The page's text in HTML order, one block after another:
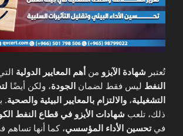
تُعتبر شهادة الآيزو من أهم المعايير الدولية
النفط ليس فقط لضمان الجودة، ولكن أيضًا
التشغيلية، والالتزام بالمعايير البيئية والصحية.
ذلك، تلعب شهادات الأيزو في قطاع النفط
فيتحسين الأداء المؤسسي، كما أنها تساهم